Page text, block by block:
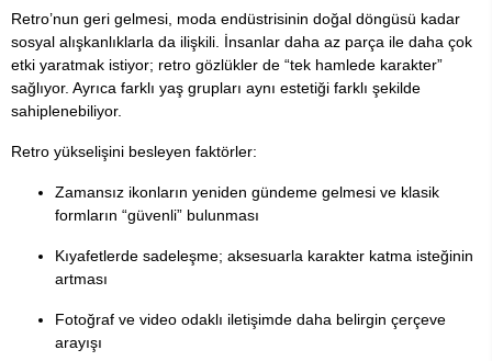
Retro’nun geri gelmesi, moda endüstrisinin doğal döngüsü kadar
sosyal alışkanlıklarla da ilişkili. İnsanlar daha az parça ile daha çok
etki yaratmak istiyor; retro gözlükler de “tek hamlede karakter”
sağlıyor. Ayrıca farklı yaş grupları aynı estetiği farklı şekilde
sahiplenebiliyor.
Retro yükselişini besleyen faktörler:
Zamansız ikonların yeniden gündeme gelmesi ve klasik
formların “güvenli” bulunması
Kıyafetlerde sadeleşme; aksesuarla karakter katma isteğinin
artması
Fotoğraf ve video odaklı iletişimde daha belirgin çerçeve
arayışı